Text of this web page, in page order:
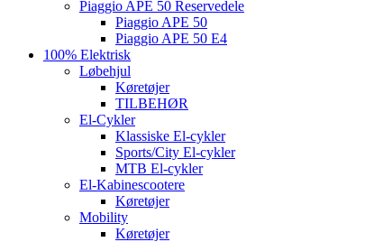
Piaggio APE 50 Reservedele
Piaggio APE 50
Piaggio APE 50 E4
100% Elektrisk
Løbehjul
Køretøjer
TILBEHØR
El-Cykler
Klassiske El-cykler
Sports/City El-cykler
MTB El-cykler
El-Kabinescootere
Køretøjer
Mobility
Køretøjer